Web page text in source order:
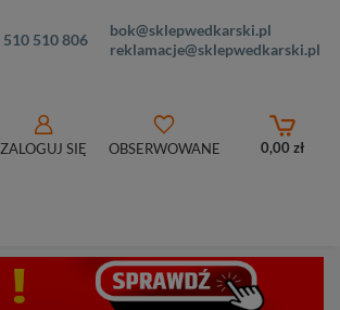
510 510 806
bok@sklepwedkarski.pl
reklamacje@sklepwedkarski.pl
ZALOGUJ SIĘ OBSERWOWANE 0,00 zł